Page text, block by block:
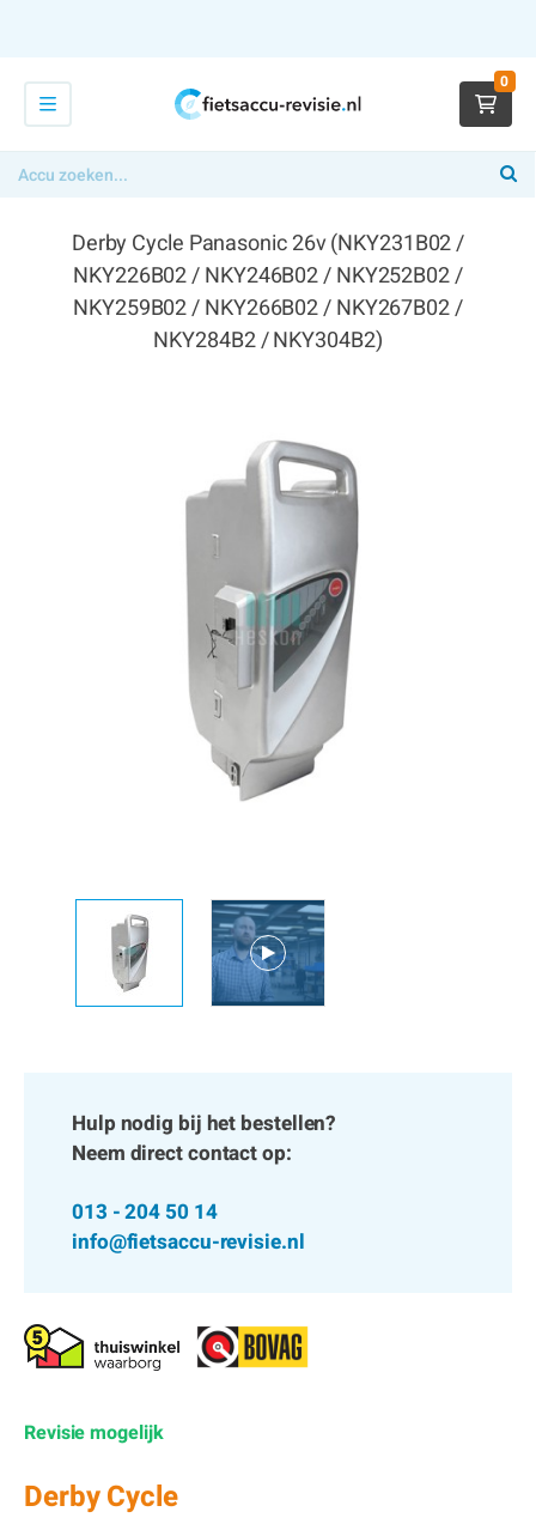
0
Derby Cycle Panasonic 26v (NKY231B02 /
NKY226B02 / NKY246B02 / NKY252B02 /
NKY259B02 / NKY266B02 / NKY267B02 /
NKY284B2 / NKY304B2)
Hulp nodig bij het bestellen?
Neem direct contact op:
013 - 204 50 14
info@fietsaccu-revisie.nl
Revisie mogelijk
Derby Cycle